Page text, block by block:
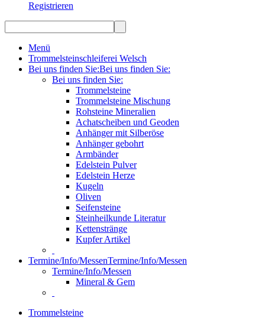
Registrieren
Menü
Trommelsteinschleiferei Welsch
Bei uns finden Sie:Bei uns finden Sie:
Bei uns finden Sie:
Trommelsteine
Trommelsteine Mischung
Rohsteine Mineralien
Achatscheiben und Geoden
Anhänger mit Silberöse
Anhänger gebohrt
Armbänder
Edelstein Pulver
Edelstein Herze
Kugeln
Oliven
Seifensteine
Steinheilkunde Literatur
Kettenstränge
Kupfer Artikel
Termine/Info/MessenTermine/Info/Messen
Termine/Info/Messen
Mineral & Gem
Trommelsteine